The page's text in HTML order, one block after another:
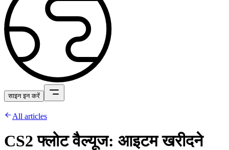
साइन इन करें
All articles
CS2 फ्लोट वैल्यूज: आइटम खरीदने